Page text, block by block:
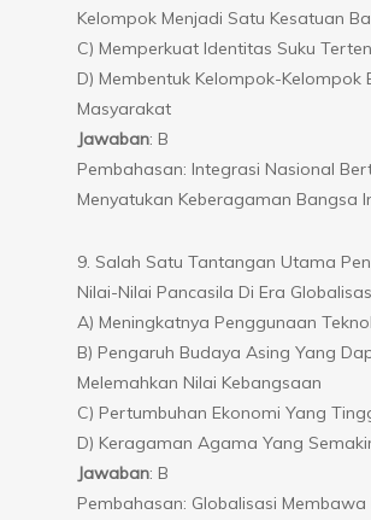
Kelompok Menjadi Satu Kesatuan
C) Memperkuat Identitas Suku
D) Membentuk Kelompok-Kelompok
Masyarakat
Jawaban: B
Pembahasan: Integrasi Nasional
Menyatukan Keberagaman Bangsa
9. Salah Satu Tantangan Utama
Nilai-Nilai Pancasila Di Era
A) Meningkatnya Penggunaan
B) Pengaruh Budaya Asing Yang
Melemahkan Nilai Kebangsaan
C) Pertumbuhan Ekonomi Yang
D) Keragaman Agama Yang
Jawaban: B
Pembahasan: Globalisasi Membawa